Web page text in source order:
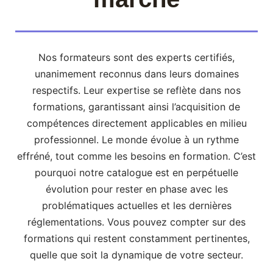
Nos formateurs sont des experts certifiés,
unanimement reconnus dans leurs domaines
respectifs. Leur expertise se reflète dans nos
formations, garantissant ainsi l’acquisition de
compétences directement applicables en milieu
professionnel. Le monde évolue à un rythme
effréné, tout comme les besoins en formation. C’est
pourquoi notre catalogue est en perpétuelle
évolution pour rester en phase avec les
problématiques actuelles et les dernières
réglementations. Vous pouvez compter sur des
formations qui restent constamment pertinentes,
quelle que soit la dynamique de votre secteur.